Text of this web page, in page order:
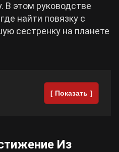
В этом руководстве
найти повязку с
сестренку на планете
[ Показать ]
Из